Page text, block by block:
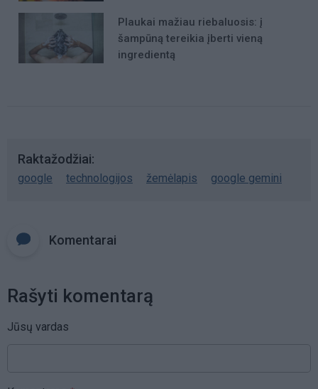
Plaukai mažiau riebaluosis: į
šampūną tereikia įberti vieną
ingredientą
Raktažodžiai
google technologijos žemėlapis google gemini
Komentarai
Rašyti komentarą
Jūsų vardas